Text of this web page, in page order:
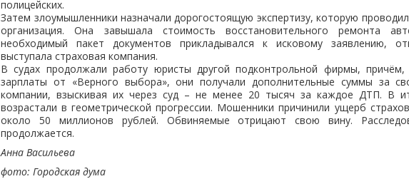
полицейских.
Затем злоумышленники назначали дорогостоящую экспертизу, которую
организация. Она завышала стоимость восстановительного ремонта
необходимый пакет документов прикладывался к исковому заявлению,
выступала страховая компания.
В судах продолжали работу юристы другой подконтрольной фирмы,
зарплаты от «Верного выбора», они получали дополнительные суммы за
компании, взыскивая их через суд – не менее 20 тысяч за каждое ДТП. В
возрастали в геометрической прогрессии. Мошенники причинили ущерб
около 50 миллионов рублей. Обвиняемые отрицают свою вину.
продолжается.
Анна Васильева
фото: Городская дума